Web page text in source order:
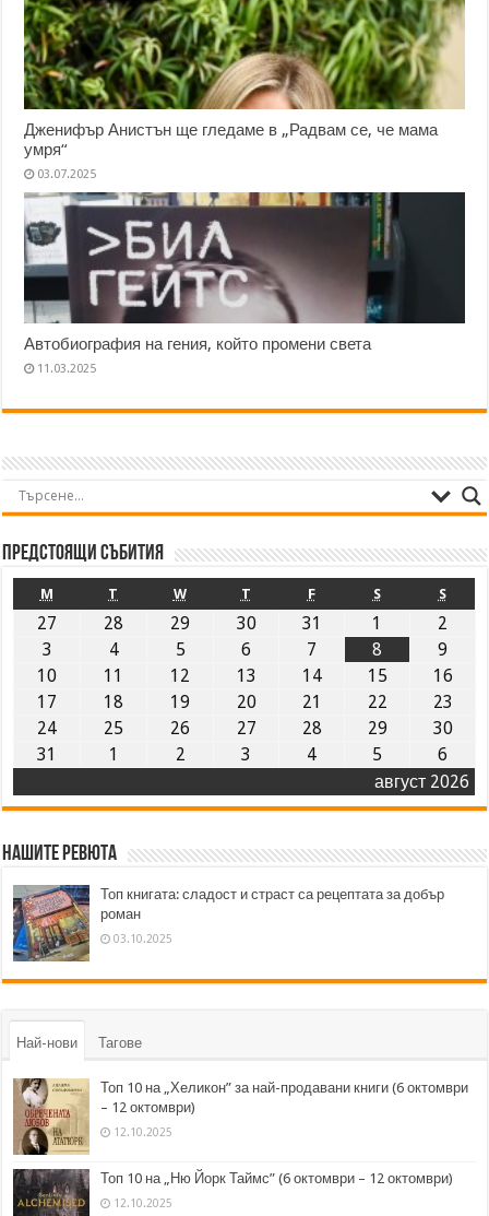
Дженифър Анистън ще гледаме в „Радвам се, че мама
умря“
03.07.2025
Автобиография на гения, който промени света
11.03.2025
Предстоящи събития
август 2026
M T W T F S S
27 28 29 30 31 1
2
3
4 5 6 7 8
9
10
11 12 13 14 15
16
17
18 19 20 21 22
23
24
25 26 27 28 29
30
31
1 2 3 4 5 6
Нашите ревюта
Топ книгата: сладост и страст са рецептата за добър
роман
03.10.2025
Най-нови Тагове
Топ 10 на „Хеликон” за най-продавани книги (6 октомври
– 12 октомври)
12.10.2025
Топ 10 на „Ню Йорк Таймс” (6 октомври – 12 октомври)
12.10.2025